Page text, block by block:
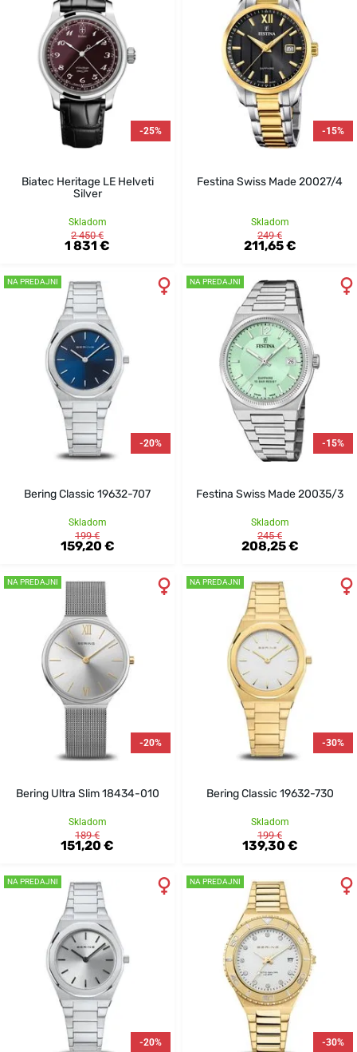
-25%
Biatec Heritage LE Helveti
Silver
Skladom
2 450 €
1 831 €
-15%
Festina Swiss Made 20027/4
Skladom
249 €
211,65 €
NA PREDAJNI
-20%
Bering Classic 19632-707
Skladom
199 €
159,20 €
NA PREDAJNI
-15%
Festina Swiss Made 20035/3
Skladom
245 €
208,25 €
NA PREDAJNI
-20%
Bering Ultra Slim 18434-010
Skladom
189 €
151,20 €
NA PREDAJNI
-30%
Bering Classic 19632-730
Skladom
199 €
139,30 €
NA PREDAJNI
-20%
NA PREDAJNI
-30%